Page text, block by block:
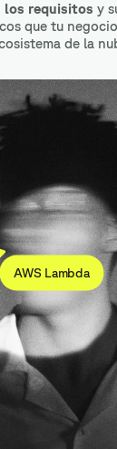
los requisitos y
que tu
de la
AWS Lambda